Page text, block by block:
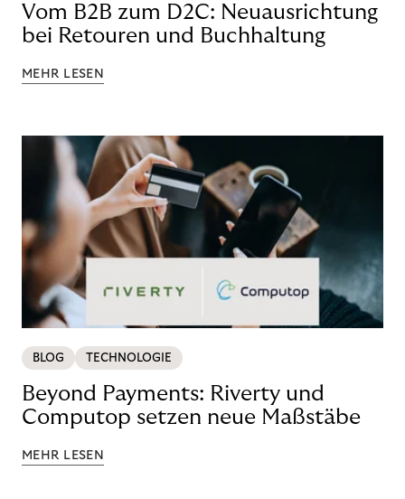
Vom B2B zum D2C: Neuausrichtung
bei Retouren und Buchhaltung
MEHR LESEN
BLOG TECHNOLOGIE
Beyond Payments: Riverty und
Computop setzen neue Maßstäbe
MEHR LESEN